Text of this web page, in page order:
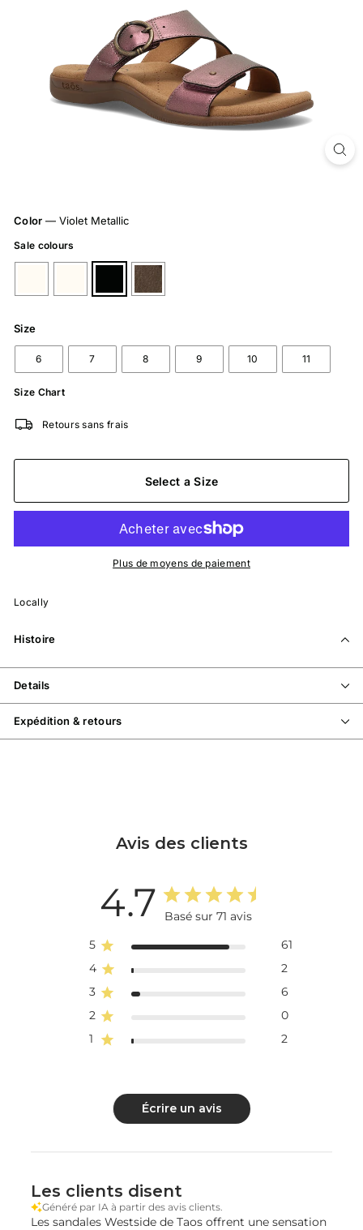
Color — Violet Metallic
Sale colours
Size
6 7 8 9 10 11
Size Chart
Retours sans frais
Select a Size
Plus de moyens de paiement
Locally
Histoire
Details
Expédition & retours
Avis des clients
4.7
Basé sur 71 avis
5
61
4
2
3
6
2
0
1
2
Écrire un avis
Les clients disent
Généré par IA à partir des avis clients.
Les sandales Westside de Taos offrent une sensation